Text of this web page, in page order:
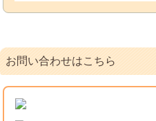
お問い合わせはこちら